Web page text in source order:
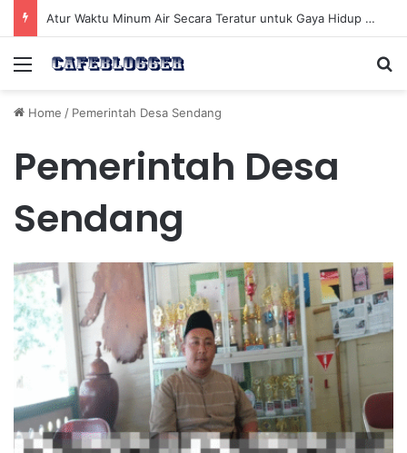
Atur Waktu Minum Air Secara Teratur untuk Gaya Hidup Sehat Sepanjang Hari
Menu
Home / Pemerintah Desa Sendang
Pemerintah Desa
Sendang